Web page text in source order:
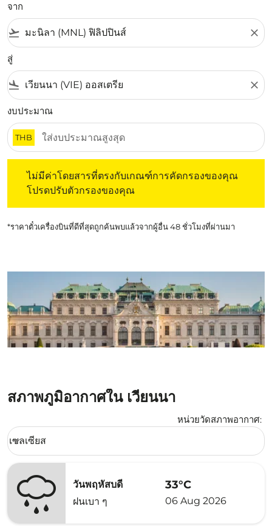
จาก
flight_takeoff close
สู่
flight_land close
งบประมาณ
THB
ไม่มีค่าโดยสารที่ตรงกับเกณฑ์การคัดกรองของคุณ
โปรดปรับตัวกรองของคุณ
*ราคาตั๋วเครื่องบินที่ดีที่สุดถูกค้นพบแล้วจากผู้อื่น 48 ชั่วโมงที่ผ่านมา
สภาพภูมิอากาศใน เวียนนา
หน่วยวัดสภาพอากาศ:
Weather unit option เซลเซียส Selected
เซลเซียส
keyboard_arrow_down
วันพฤหัสบดี
ฝนเบา ๆ
33°C
06 Aug 2026